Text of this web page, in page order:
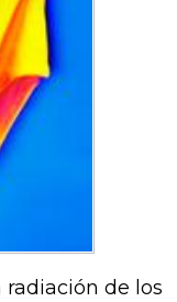
de los